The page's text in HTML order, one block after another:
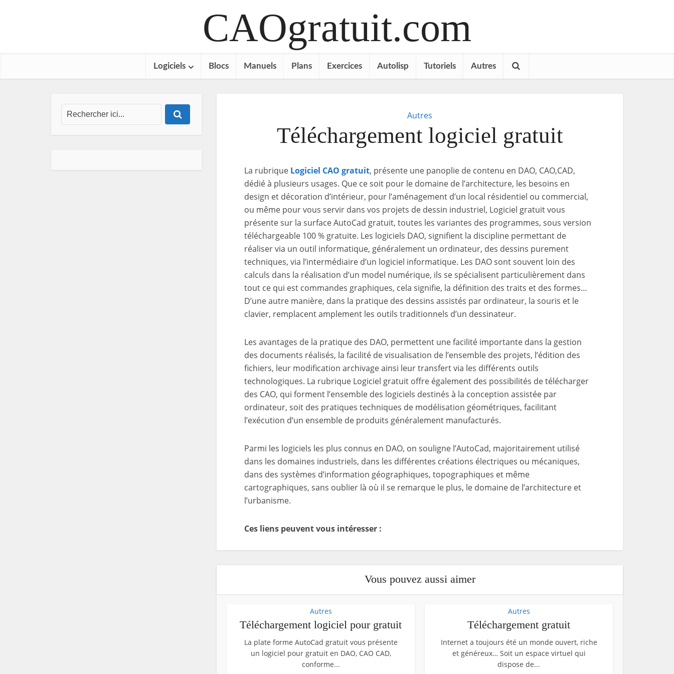
CAOgratuit.com
Logiciels Blocs Manuels Plans Exercices Autolisp Tutoriels Autres
Autres
Téléchargement logiciel gratuit
La rubrique Logiciel CAO gratuit, présente une panoplie de contenu en DAO, CAO,CAD,
dédié à plusieurs usages. Que ce soit pour le domaine de l’architecture, les besoins en
design et décoration d’intérieur, pour l’aménagement d’un local résidentiel ou commercial,
ou même pour vous servir dans vos projets de dessin industriel, Logiciel gratuit vous
présente sur la surface AutoCad gratuit, toutes les variantes des programmes, sous version
téléchargeable 100 % gratuite. Les logiciels DAO, signifient la discipline permettant de
réaliser via un outil informatique, généralement un ordinateur, des dessins purement
techniques, via l’intermédiaire d’un logiciel informatique. Les DAO sont souvent loin des
calculs dans la réalisation d’un model numérique, ils se spécialisent particulièrement dans
tout ce qui est commandes graphiques, cela signifie, la définition des traits et des formes…
D’une autre manière, dans la pratique des dessins assistés par ordinateur, la souris et le
clavier, remplacent amplement les outils traditionnels d’un dessinateur.
Les avantages de la pratique des DAO, permettent une facilité importante dans la gestion
des documents réalisés, la facilité de visualisation de l’ensemble des projets, l’édition des
fichiers, leur modification archivage ainsi leur transfert via les différents outils
technologiques. La rubrique Logiciel gratuit offre également des possibilités de télécharger
des CAO, qui forment l’ensemble des logiciels destinés à la conception assistée par
ordinateur, soit des pratiques techniques de modélisation géométriques, facilitant
l’exécution d’un ensemble de produits généralement manufacturés.
Parmi les logiciels les plus connus en DAO, on souligne l’AutoCad, majoritairement utilisé
dans les domaines industriels, dans les différentes créations électriques ou mécaniques,
dans des systèmes d’information géographiques, topographiques et même
cartographiques, sans oublier là où il se remarque le plus, le domaine de l’architecture et
l’urbanisme.
Ces liens peuvent vous intéresser :
Vous pouvez aussi aimer
Autres
Téléchargement logiciel pour gratuit
La plate forme AutoCad gratuit vous présente
un logiciel pour gratuit en DAO, CAO CAD,
conforme...
Autres
Téléchargement gratuit
Internet a toujours été un monde ouvert, riche
et généreux… Soit un espace virtuel qui
dispose de...